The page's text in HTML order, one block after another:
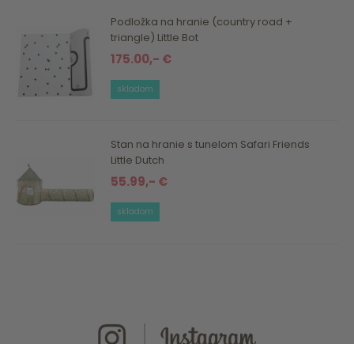
Podložka na hranie (country road +
triangle) Little Bot
175.00,- €
skladom
Stan na hranie s tunelom Safari Friends
Little Dutch
55.99,- €
skladom